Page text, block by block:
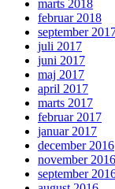
marts 2018
februar 2018
september
juli 2017
juni 2017
maj 2017
april 2017
marts 2017
februar 2017
januar 2017
december 2016
november 2016
september